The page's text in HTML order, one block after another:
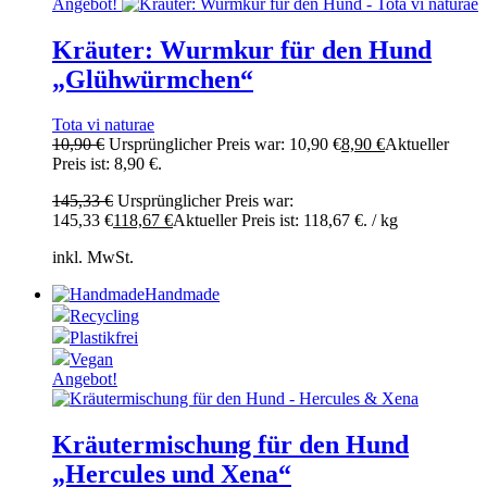
Kräuter: Wurmkur für den Hund
„Glühwürmchen“
Tota vi naturae
10,90€ Ursprünglicher Preis war: 10,90 €8,90 €Aktueller
Preis ist: 8,90 €.
145,33€ Ursprünglicher Preis war:
145,33 €118,67 €Aktueller Preis ist: 118,67 €. /kg
inkl. MwSt.
Handmade
Recycling
Plastikfrei
Vegan
Angebot!
Kräutermischung für den Hund
„Hercules und Xena“